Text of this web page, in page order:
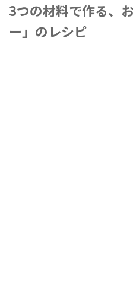
3つの材料で作る、
ー」のレシピ